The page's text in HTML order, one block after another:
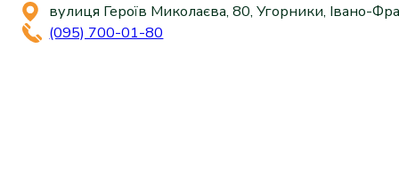
вулиця Героїв Миколаєва, 80, Угорники, Івано-
(095) 700-01-80